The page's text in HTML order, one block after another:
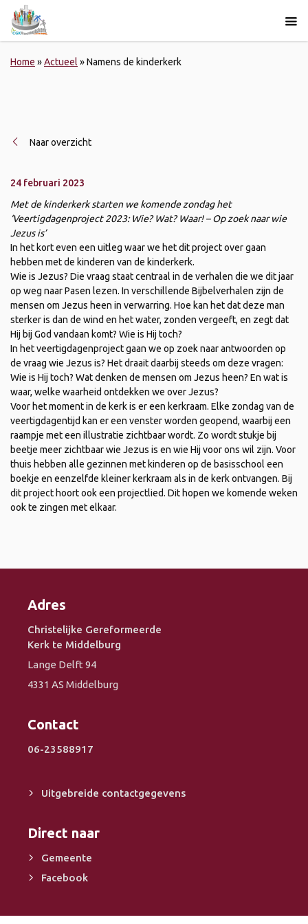
Home »Actueel »Namens de kinderkerk
Naar overzicht
24 februari 2023
Met de kinderkerk starten we komende zondag het
‘Veertigdagenproject 2023: Wie? Wat? Waar! – Op zoek naar wie
Jezus is’
In het kort even een uitleg waar we het dit project over gaan
hebben met de kinderen van de kinderkerk.
Wie is Jezus? Die vraag staat centraal in de verhalen die we dit jaar
op weg naar Pasen lezen. In verschillende Bijbelverhalen zijn de
mensen om Jezus heen in verwarring. Hoe kan het dat deze man
sterker is dan de wind en het water, zonden vergeeft, en zegt dat
Hij bij God vandaan komt? Wie is Hij toch?
In het veertigdagenproject gaan we op zoek naar antwoorden op
de vraag wie Jezus is? Het draait daarbij steeds om deze vragen:
Wie is Hij toch? Wat denken de mensen om Jezus heen? En wat is
waar, welke waarheid ontdekken we over Jezus?
Voor het moment in de kerk is er een kerkraam. Elke zondag van de
veertigdagentijd kan er een venster worden geopend, waarbij een
raampje met een illustratie zichtbaar wordt. Zo wordt stukje bij
beetje meer zichtbaar wie Jezus is en wie Hij voor ons wil zijn. Voor
thuis hebben alle gezinnen met kinderen op de basisschool een
boekje en eenzelfde kleiner kerkraam als in de kerk ontvangen. Bij
dit project hoort ook een projectlied. Dit hopen we komende weken
ook te zingen met elkaar.
Adres
Christelijke Gereformeerde
Kerk te Middelburg
Lange Delft 94
4331 AS Middelburg
Contact
06-23588917
Uitgebreide contactgegevens
Direct naar
Gemeente
Facebook